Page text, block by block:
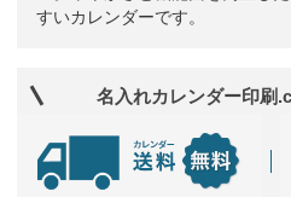
すいカレンダーです。
名入れカレンダー印刷